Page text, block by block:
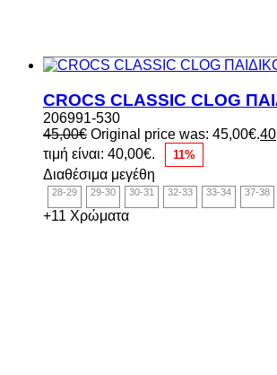
206991-530
45,00€ Original price was: 45,00€.
τιμή είναι: 40,00€.
11%
Διαθέσιμα μεγέθη
28-29 29-30 30-31 32-33 33-34 37-38
+11 Χρώματα